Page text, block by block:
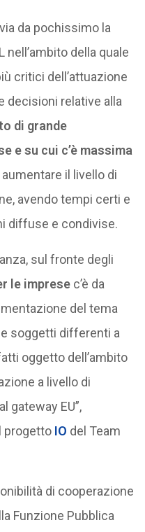
da pochissimo la
nell’ambito della quale
critici dell’attuazione
decisioni relative alla
di grande
e su cui c’è massima
il livello di
avendo tempi certi e
diffuse e condivise.
sul fronte degli
le impresec’è da
del tema
soggetti differenti a
oggetto dell’ambito
a livello di
gateway EU”,
progetto IO del Team
di cooperazione
Funzione Pubblica